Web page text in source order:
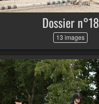
Dossier n°18
13 images